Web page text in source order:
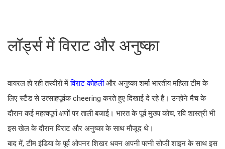
लॉर्ड्स में विराट और अनुष्का
वायरल हो रही तस्वीरों मेंविराट कोहलीऔर अनुष्का शर्मा भारतीय महिला टीम के
लिए स्टैंड से उत्साहपूर्वक cheering करते हुए दिखाई दे रहे हैं। उन्होंने मैच के
दौरान कई महत्वपूर्ण क्षणों पर ताली बजाई। भारत के पूर्व मुख्य कोच, रवि शास्त्री भी
इस खेल के दौरान विराट और अनुष्का के साथ मौजूद थे।
बाद में, टीम इंडिया के पूर्व ओपनर शिखर धवन अपनी पत्नी सोफी शाइन के साथ इस